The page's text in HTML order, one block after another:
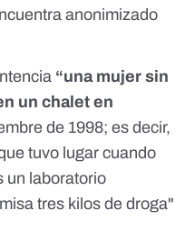
anonimizado
“una mujer sin
un chalet en
de 1998; es decir,
tuvo lugar cuando
un laboratorio
tres kilos de droga"